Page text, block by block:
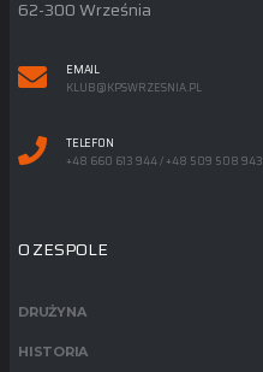
62-300 Września
EMAIL
KLUB@KPSWRZESNIA.PL
TELEFON
+48 660 613 944 / +48 509 508 943
O ZESPOLE
DRUŻYNA
HISTORIA